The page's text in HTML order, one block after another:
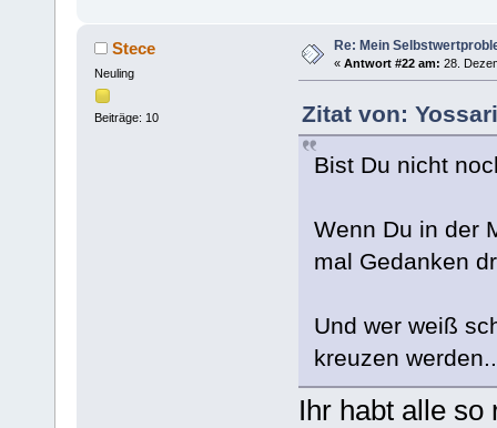
Stece
Neuling
Beiträge: 10
Re: Mein
« Antwort #22 am: 28.
Zitat von:
Bist Du nicht
Wenn Du in der
mal Gedanken
Und wer weiß
kreuzen
Ihr habt alle